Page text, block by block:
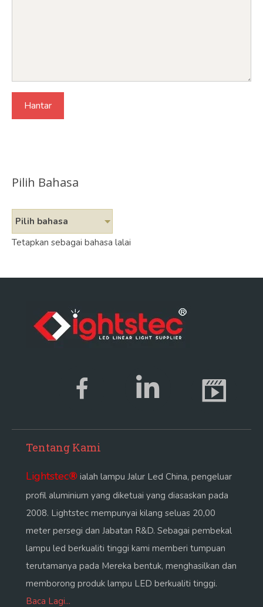
Pilih Bahasa
Pilih bahasa
Tetapkan sebagai bahasa lalai
Tentang Kami
Lightstec® ialah lampu Jalur Led China, pengeluar
profil aluminium yang diketuai yang diasaskan pada
2008. Lightstec mempunyai kilang seluas 20,00
meter persegi dan Jabatan R&D. Sebagai pembekal
lampu led berkualiti tinggi kami memberi tumpuan
terutamanya pada Mereka bentuk, menghasilkan dan
memborong produk lampu LED berkualiti tinggi.
Baca Lagi...